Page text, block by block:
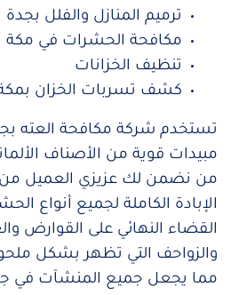
ترميم المنازل والفلل بجدة
مكافحة الحشرات في مكة
تنظيف الخزانات
كشف تسربات الخزان
تستخدم شركة مكافحة العته
مبيدات قوية من الأصناف
من نضمن لك عزيزي العميل من
الإبادة الكاملة لجميع أنواع
القضاء النهائي على القوارض
والزواحف التي تظهر بشكل
مما يجعل جميع المنشآت في